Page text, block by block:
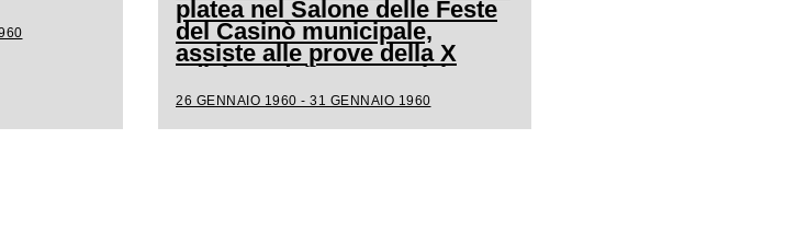
platea nel Salone delle Feste
del Casinò municipale,
assiste alle prove della X
edizione della competizione
canora
26 GENNAIO 1960 - 31 GENNAIO 1960